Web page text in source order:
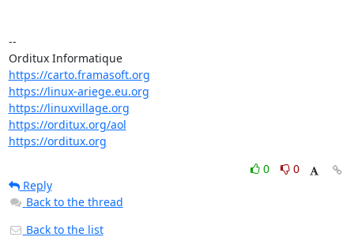
--
Orditux Informatique
https://carto.framasoft.org
https://linux-ariege.eu.org
https://linuxvillage.org
https://orditux.org/aol
https://orditux.org
0
0
Reply
Back to the thread
Back to the list